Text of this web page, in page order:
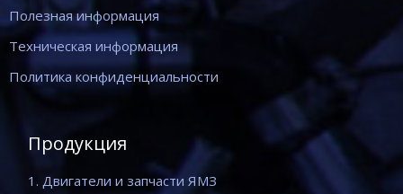
Полезная информация
Техническая информация
Политика конфиденциальности
Продукция
1. Двигатели и запчасти ЯМЗ